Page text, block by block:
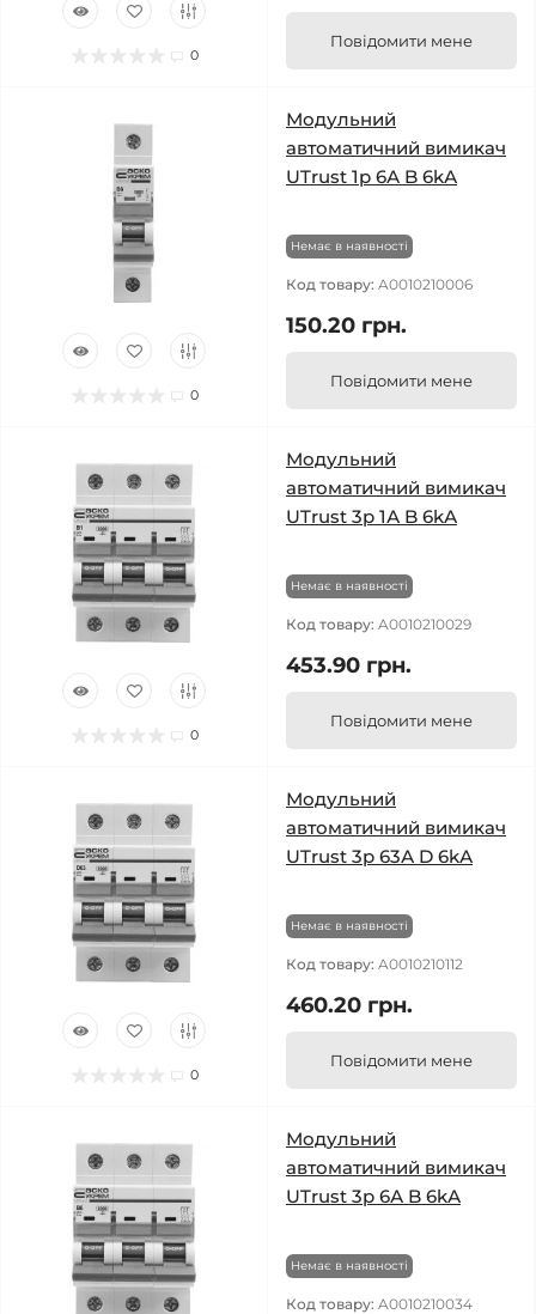
0
Повідомити мене
0
Модульний
автоматичний вимикач
UTrust 1р 6А B 6kА
Немає в наявності
Код товару: A0010210006
150.20 грн.
Повідомити мене
0
Модульний
автоматичний вимикач
UTrust 3р 1А B 6kА
Немає в наявності
Код товару: A0010210029
453.90 грн.
Повідомити мене
0
Модульний
автоматичний вимикач
UTrust 3р 63А D 6kА
Немає в наявності
Код товару: A0010210112
460.20 грн.
Повідомити мене
Модульний
автоматичний вимикач
UTrust 3р 6А B 6kА
Немає в наявності
Код товару: A0010210034